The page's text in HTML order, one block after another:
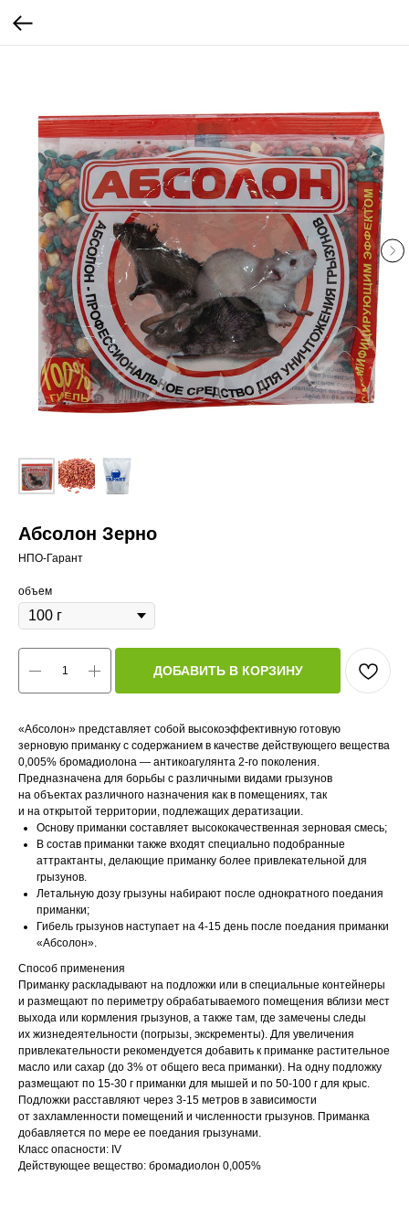
Абсолон Зерно
НПО-Гарант
объем
ДОБАВИТЬ В КОРЗИНУ
«Абсолон» представляет собой высокоэффективную готовую
зерновую приманку с содержанием в качестве действующего вещества
0,005% бромадиолона — антикоагулянта 2-го поколения.
Предназначена для борьбы с различными видами грызунов
на объектах различного назначения как в помещениях, так
и на открытой территории, подлежащих дератизации.
Основу приманки составляет высококачественная зерновая смесь;
В состав приманки также входят специально подобранные
аттрактанты, делающие приманку более привлекательной для
грызунов.
Летальную дозу грызуны набирают после однократного поедания
приманки;
Гибель грызунов наступает на 4-15 день после поедания приманки
«Абсолон».
Способ применения
Приманку раскладывают на подложки или в специальные контейнеры
и размещают по периметру обрабатываемого помещения вблизи мест
выхода или кормления грызунов, а также там, где замечены следы
их жизнедеятельности (погрызы, экскременты). Для увеличения
привлекательности рекомендуется добавить к приманке растительное
масло или сахар (до 3% от общего веса приманки). На одну подложку
размещают по 15-30 г приманки для мышей и по 50-100 г для крыс.
Подложки расставляют через 3-15 метров в зависимости
от захламленности помещений и численности грызунов. Приманка
добавляется по мере ее поедания грызунами.
Класс опасности: IV
Действующее вещество: бромадиолон 0,005%